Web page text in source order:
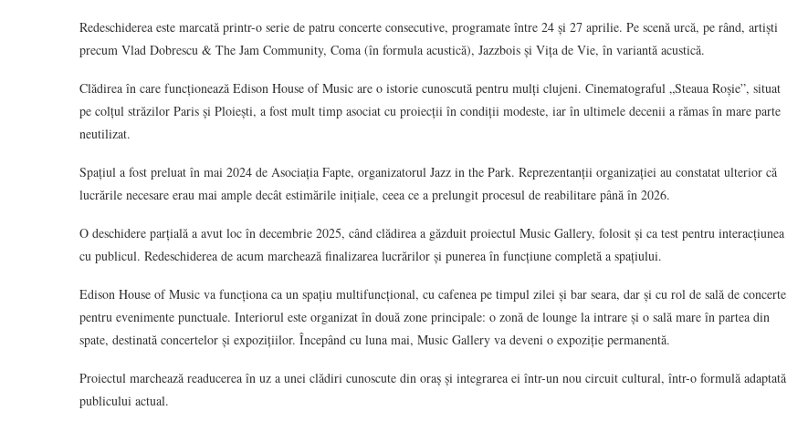
Redeschiderea este marcată printr-o serie de patru concerte consecutive, programate între 24 și 27 aprilie. Pe scenă urcă, pe rând, artiști
precum Vlad Dobrescu & The Jam Community, Coma (în formula acustică), Jazzbois și Vița de Vie, în variantă acustică.
Clădirea în care funcționează Edison House of Music are o istorie cunoscută pentru mulți clujeni. Cinematograful „Steaua Roșie”, situat
pe colțul străzilor Paris și Ploiești, a fost mult timp asociat cu proiecții în condiții modeste, iar în ultimele decenii a rămas în mare parte
neutilizat.
Spațiul a fost preluat în mai 2024 de Asociația Fapte, organizatorul Jazz in the Park. Reprezentanții organizației au constatat ulterior că
lucrările necesare erau mai ample decât estimările inițiale, ceea ce a prelungit procesul de reabilitare până în 2026.
O deschidere parțială a avut loc în decembrie 2025, când clădirea a găzduit proiectul Music Gallery, folosit și ca test pentru interacțiunea
cu publicul. Redeschiderea de acum marchează finalizarea lucrărilor și punerea în funcțiune completă a spațiului.
Edison House of Music va funcționa ca un spațiu multifuncțional, cu cafenea pe timpul zilei și bar seara, dar și cu rol de sală de concerte
pentru evenimente punctuale. Interiorul este organizat în două zone principale: o zonă de lounge la intrare și o sală mare în partea din
spate, destinată concertelor și expozițiilor. Începând cu luna mai, Music Gallery va deveni o expoziție permanentă.
Proiectul marchează readucerea în uz a unei clădiri cunoscute din oraș și integrarea ei într-un nou circuit cultural, într-o formulă adaptată
publicului actual.